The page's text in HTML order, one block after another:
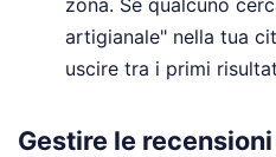
zona. Se qualcuno
artigianale" nella tua
uscire tra i primi
Gestire le